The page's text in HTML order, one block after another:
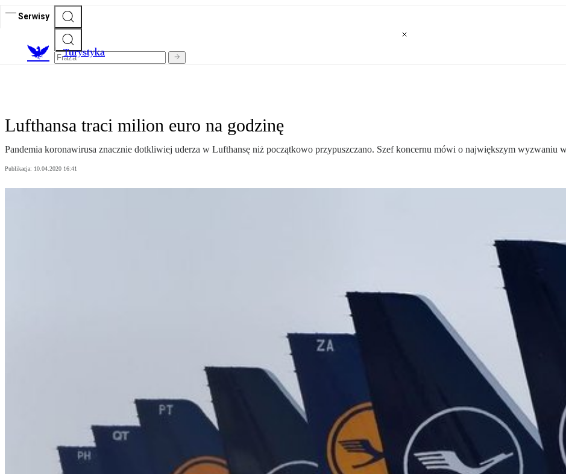
Serwisy
Turystyka
Lufthansa traci milion euro na godzinę
Pandemia koronawirusa znacznie dotkliwiej uderza w Lufthansę niż początkowo przypuszczano. Szef koncernu mówi o największym
Publikacja: 10.04.2020 16:41